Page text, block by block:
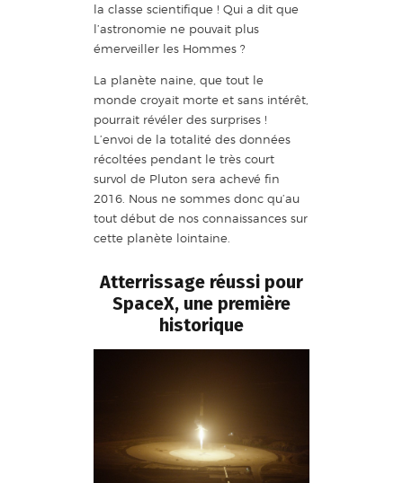
la classe scientifique ! Qui a dit que
l’astronomie ne pouvait plus
émerveiller les Hommes ?
La planète naine, que tout le
monde croyait morte et sans intérêt,
pourrait révéler des surprises !
L’envoi de la totalité des données
récoltées pendant le très court
survol de Pluton sera achevé fin
2016. Nous ne sommes donc qu’au
tout début de nos connaissances sur
cette planète lointaine.
Atterrissage réussi pour
SpaceX, une première
historique